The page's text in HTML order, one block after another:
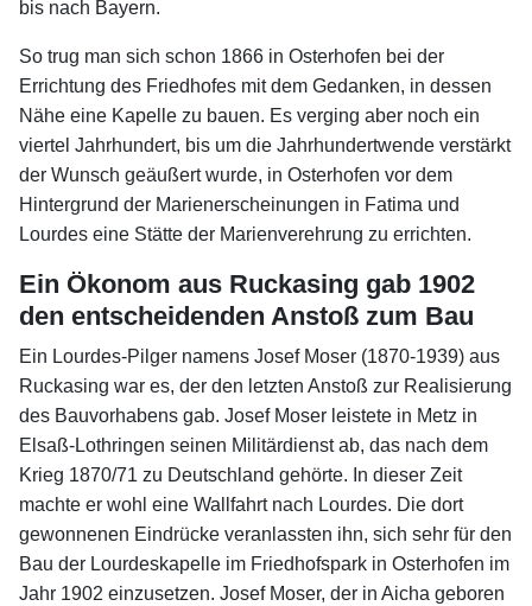
bis nach Bayern.
So trug man sich schon 1866 in Osterhofen bei der
Errichtung des Friedhofes mit dem Gedanken, in dessen
Nähe eine Kapelle zu bauen. Es verging aber noch ein
viertel Jahrhundert, bis um die Jahrhundertwende verstärkt
der Wunsch geäußert wurde, in Osterhofen vor dem
Hintergrund der Marienerscheinungen in Fatima und
Lourdes eine Stätte der Marienverehrung zu errichten.
Ein Ökonom aus Ruckasing gab 1902
den entscheidenden Anstoß zum Bau
Ein Lourdes-Pilger namens Josef Moser (1870-1939) aus
Ruckasing war es, der den letzten Anstoß zur Realisierung
des Bauvorhabens gab. Josef Moser leistete in Metz in
Elsaß-Lothringen seinen Militärdienst ab, das nach dem
Krieg 1870/71 zu Deutschland gehörte. In dieser Zeit
machte er wohl eine Wallfahrt nach Lourdes. Die dort
gewonnenen Eindrücke veranlassten ihn, sich sehr für den
Bau der Lourdeskapelle im Friedhofspark in Osterhofen im
Jahr 1902 einzusetzen. Josef Moser, der in Aicha geboren